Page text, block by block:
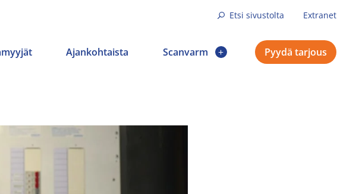
Etsi sivustolta Extranet
Ajankohtaista Scanvarm Pyydä tarjous